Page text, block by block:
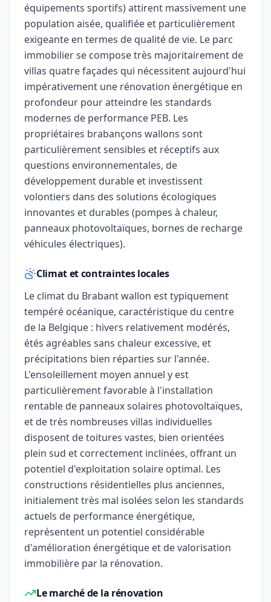
équipements sportifs) attirent massivement une
population aisée, qualifiée et particulièrement
exigeante en termes de qualité de vie. Le parc
immobilier se compose très majoritairement de
villas quatre façades qui nécessitent aujourd'hui
impérativement une rénovation énergétique en
profondeur pour atteindre les standards
modernes de performance PEB. Les
propriétaires brabançons wallons sont
particulièrement sensibles et réceptifs aux
questions environnementales, de
développement durable et investissent
volontiers dans des solutions écologiques
innovantes et durables (pompes à chaleur,
panneaux photovoltaïques, bornes de recharge
véhicules électriques).
Climat et contraintes locales
Le climat du Brabant wallon est typiquement
tempéré océanique, caractéristique du centre
de la Belgique : hivers relativement modérés,
étés agréables sans chaleur excessive, et
précipitations bien réparties sur l'année.
L'ensoleillement moyen annuel y est
particulièrement favorable à l'installation
rentable de panneaux solaires photovoltaïques,
et de très nombreuses villas individuelles
disposent de toitures vastes, bien orientées
plein sud et correctement inclinées, offrant un
potentiel d'exploitation solaire optimal. Les
constructions résidentielles plus anciennes,
initialement très mal isolées selon les standards
actuels de performance énergétique,
représentent un potentiel considérable
d'amélioration énergétique et de valorisation
immobilière par la rénovation.
Le marché de la rénovation